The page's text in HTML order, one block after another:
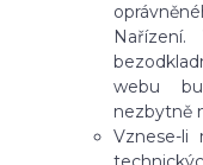
webu
nezbytně
Vznese-li